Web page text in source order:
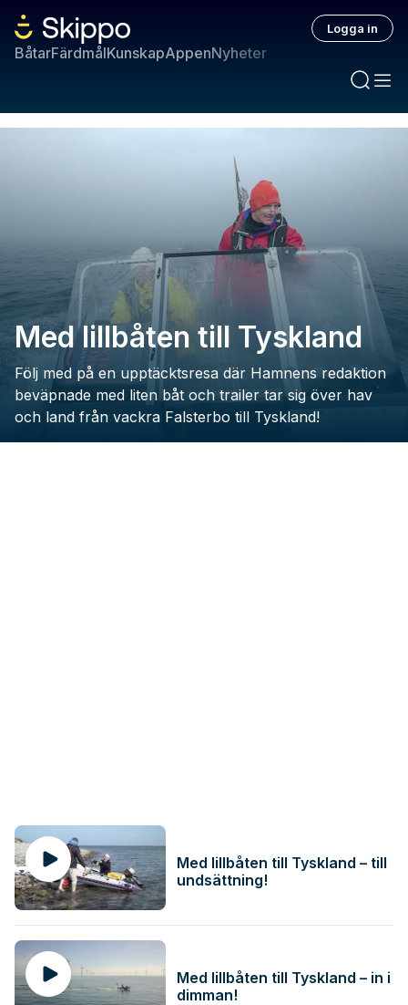
BåtarFärdmålKunskapAppenNyheter
Logga in
Med lillbåten till Tyskland
Följ med på en upptäcktsresa där Hamnens redaktion
beväpnade med liten båt och trailer tar sig över hav
och land från vackra Falsterbo till Tyskland!
Med lillbåten till Tyskland – till
undsättning!
Med lillbåten till Tyskland – in i
dimman!